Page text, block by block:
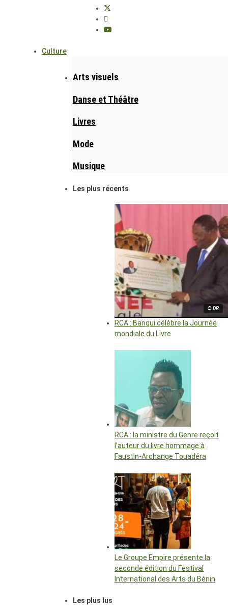
Culture
Arts visuels
Danse et Théâtre
Livres
Mode
Musique
Les plus récents
© DR
RCA : Bangui célèbre la Journée
mondiale du Livre
RCA : la ministre du Genre reçoit
l’auteur du livre hommage à
Faustin-Archange Touadéra
Le Groupe Empire présente la
seconde édition du Festival
International des Arts du Bénin
Les plus lus